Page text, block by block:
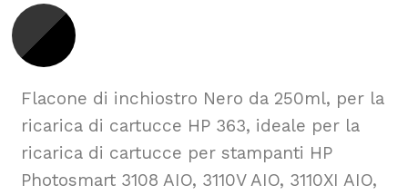
Flacone di inchiostro Nero da 250ml, per la
ricarica di cartucce HP 363, ideale per la
ricarica di cartucce per stampanti HP
Photosmart 3108 AIO, 3110V AIO, 3110XI AIO,